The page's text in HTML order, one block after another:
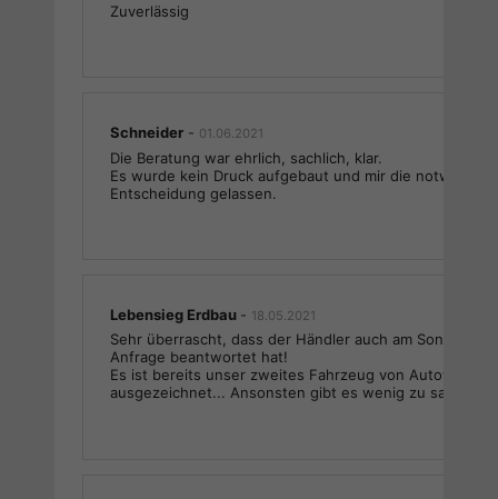
Zuverlässig
Schneider - 01.06.2021
Die Beratung war ehrlich, sachlich, klar.
Es wurde kein Druck aufgebaut und mir die
Entscheidung gelassen.
Lebensieg Erdbau - 18.05.2021
Sehr überrascht, dass der Händler auch am Sonntag
Anfrage beantwortet hat!
Es ist bereits unser zweites Fahrzeug von Autowelt
ausgezeichnet... Ansonsten gibt es wenig zu sagen.